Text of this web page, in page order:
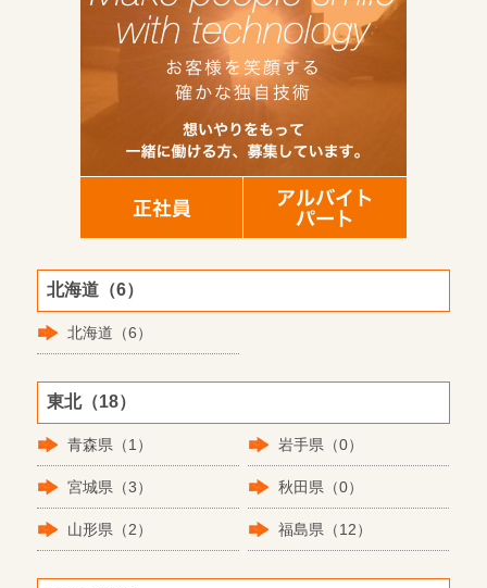
北海道（6）
北海道（6）
東北（18）
青森県（1） 岩手県（0）
宮城県（3） 秋田県（0）
山形県（2） 福島県（12）